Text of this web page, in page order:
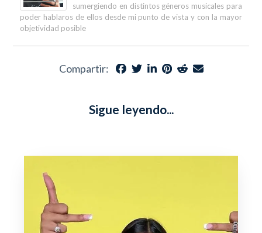
sumergiendo en distintos géneros musicales para
poder hablaros de ellos desde mi punto de vista y con la mayor
objetividad posible
Compartir:
Sigue leyendo...